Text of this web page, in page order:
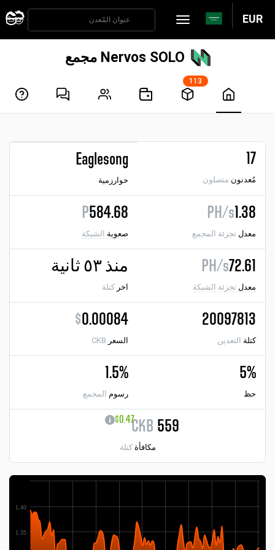
EUR
Nervos SOLO مجمع
113
17
مُعدنون متصلون
Eaglesong
خوارزمية
1.38
PH/s
معدل تجزئة المجمع
584.68
P
صعوبة الشبكة
72.61
PH/s
معدل تجزئة الشبكة
منذ ٥٣ ثانية
اخر كتلة
20097813
كتلة التعدين
0.00084
$
السعر
5%
حظ
1.5%
رسوم المجمع
559
CKB
$0.47
مكافأةكتلة
1.35
1.40